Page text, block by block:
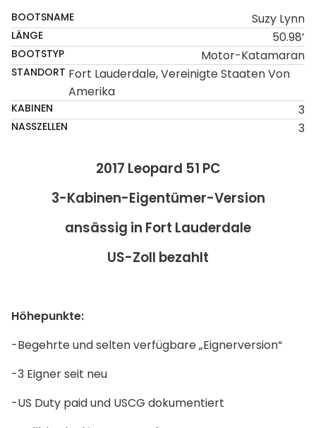
BOOTSNAME Suzy Lynn
LÄNGE 50.98’
BOOTSTYP Motor-Katamaran
STANDORT Fort Lauderdale, Vereinigte Staaten Von
Amerika
KABINEN 3
NASSZELLEN 3
2017 Leopard 51 PC
3-Kabinen-Eigentümer-Version
ansässig in Fort Lauderdale
US-Zoll bezahlt
Höhepunkte:
-Begehrte und selten verfügbare „Eignerversion“
-3 Eigner seit neu
-US Duty paid und USCG dokumentiert